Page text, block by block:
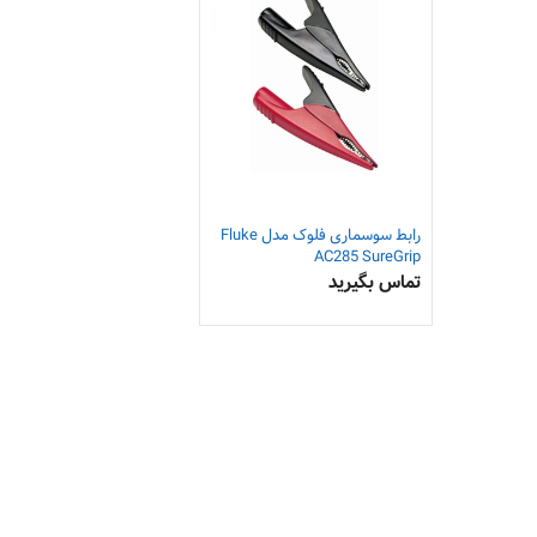
رابط سوسماری فلوک مدل Fluke
AC285 SureGrip
تماس بگیرید